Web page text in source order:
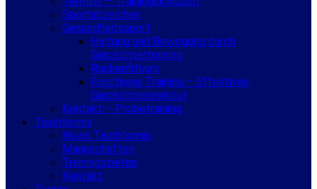
Sportabzeichen
Gesundheitssport
Haltung und Bewegung durch
Ganzkörpertraining
Rückenfitkurs
Functional Training – Effektives
Ganzkörperworkout
Kontakt – Probetraining
Tischtennis
News Tischtennis
Mannschaften
Trainingszeiten
Kontakt